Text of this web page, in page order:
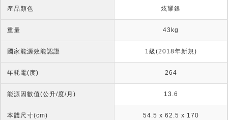
產品顏色 炫耀銀
重量 43kg
國家能源效能認證 1級(2018年新規)
年耗電(度) 264
能源因數值(公升/度/月) 13.6
本體尺寸(cm) 54.5 x 62.5 x 170